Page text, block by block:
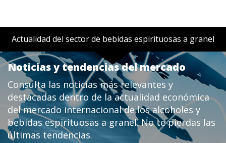
Actualidad del sector de bebidas espirituosas a granel
Noticias y tendencias del mercado
Consulta las noticias más relevantes y
destacadas dentro de la actualidad económica
del mercado internacional de los alcoholes y
bebidas espirituosas a granel. No te pierdas las
últimas tendencias.